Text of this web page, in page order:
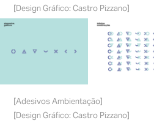
[Design Gráfico: Castro Pizzano]
[Adesivos Ambientação]
[Design Gráfico: Castro Pizzano]